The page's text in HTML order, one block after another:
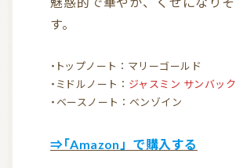
す。
・トップノート：マリーゴールド
・ミドルノート： ジャスミン サンバック
・ベースノート：ベンゾイン
⇒「Amazon」で購入する